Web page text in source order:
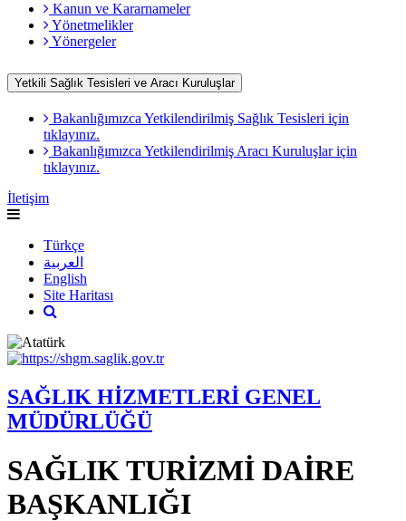
Kanun ve Kararnameler
Yönetmelikler
Yönergeler
Yetkili Sağlık Tesisleri ve Aracı Kuruluşlar
Bakanlığımızca Yetkilendirilmiş Sağlık Tesisleri için
tıklayınız.
Bakanlığımızca Yetkilendirilmiş Aracı Kuruluşlar için
tıklayınız.
İletişim
Türkçe
العربية
English
Site Haritası
SAĞLIK HİZMETLERİ GENEL
MÜDÜRLÜĞÜ
SAĞLIK TURİZMİ DAİRE
BAŞKANLIĞI